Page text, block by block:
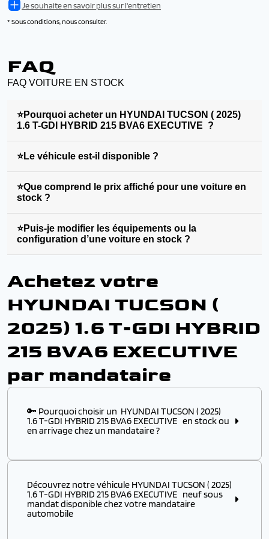
Je souhaite en savoir plus sur l'entretien
* Sous conditions, nous consulter.
FAQ
FAQ VOITURE EN STOCK
⭐Pourquoi acheter un HYUNDAI TUCSON ( 2025)
1.6 T-GDI HYBRID 215 BVA6 EXECUTIVE ?
⭐Le véhicule est-il disponible ?
⭐Que comprend le prix affiché pour une voiture en
stock ?
⭐Puis-je modifier les équipements ou la
configuration d’une voiture en stock ?
Achetez votre
HYUNDAI TUCSON (
2025) 1.6 T-GDI HYBRID
215 BVA6 EXECUTIVE
par mandataire
🔑 Pourquoi choisir un HYUNDAI TUCSON ( 2025)
1.6 T-GDI HYBRID 215 BVA6 EXECUTIVE en stock ou
en arrivage chez un mandataire ?
Choisir ce modèleen stockouen arrivagechez un
✔️ D’obtenir unmodèle disponible immédiatement
sans attendre plusieurs mois de délai usine
Découvrez notre véhicule HYUNDAI TUCSON ( 2025)
1.6 T-GDI HYBRID 215 BVA6 EXECUTIVE neuf sous
mandat disponible chez votre mandataire
automobile